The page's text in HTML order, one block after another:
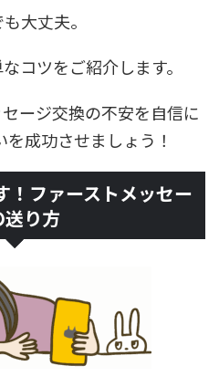
大丈夫。
コツをご紹介します。
ージ交換の不安を自信に
成功させましょう！
！ファーストメッセー
送り方